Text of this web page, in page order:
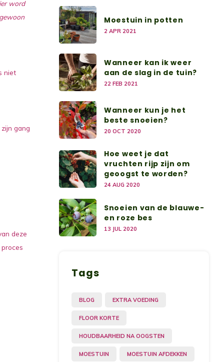
word
niet
gang
deze
Moestuin in potten
2 APR 2021
Wanneer kan ik weer
aan de slag in de tuin?
22 FEB 2021
Wanneer kun je het
beste snoeien?
20 OCT 2020
Hoe weet je dat
vruchten rijp zijn om
geoogst te worden?
24 AUG 2020
Snoeien van de blauwe-
en roze bes
13 JUL 2020
Tags
BLOG EXTRA VOEDING
FLOOR KORTE
HOUDBAARHEID NA OOGSTEN
MOESTUIN MOESTUIN AFDEKKEN